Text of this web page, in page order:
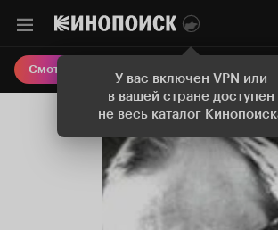
У вас включен VPN или
в вашей стране доступен
не весь каталог
Смотреть кино Онлайн-